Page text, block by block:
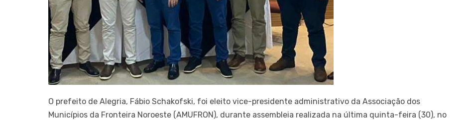
O prefeito de Alegria, Fábio Schakofski, foi eleito vice-presidente administrativo da Associação dos
Municípios da Fronteira Noroeste (AMUFRON), durante assembleia realizada na última quinta-feira (30), no